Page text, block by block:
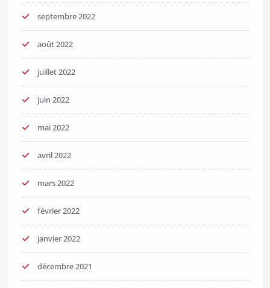
septembre 2022
août 2022
juillet 2022
juin 2022
mai 2022
avril 2022
mars 2022
février 2022
janvier 2022
décembre 2021